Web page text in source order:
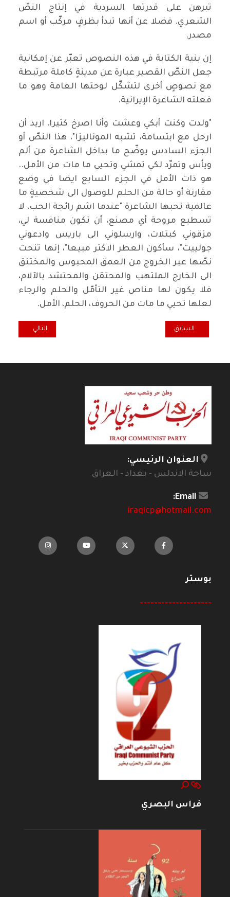
تبرهن على قدرتها السردية في إنتاج النصّ
الشعري. فضلا عن أنها تبدأ بظرفٍ مركّب أو اسم
مصدر.
إن بنية الكتابة في هذه النصوص تعبّر عن إمكانية
جعل النصّ القصير عبارة عن مدينةٍ كاملة مرتبطة
مع نصوصٍ أخرى لتشكّل لوحتها العامة وهو ما
فعلته الشاعرة الإيرانية.
"ولدت وكنت أبكي وعشت وأنا اصرخ كثيرا، اريد أن
ارحل مع ابتسامة، تشبه الموناليزا"، هذا النصّ أو
الجزء السادس يوضّح ما بداخل الشاعرة من ألم
ويأس وتمرّد لكي تمشي وتحيي ما مات من الأمل..
هو ذات الأمل في الجزء السابع ايضا في وضع
مقارنة أو حالة من الحلم للوصول الى شخصيةٍ ما
عالمية تحبها الشاعرة "عندما اشم رائجة الحب، لا
تسطيع مروحة أي مصنع، أن تكون منافسة لي،
مزقوني كبتلات، وارسلوني الى باريس وادعوني
جولييت"، سأكون العطر الاكثر مبيعا"، إنها تنحت
نصّها عبر الخروج من العمق المحبوس والمختنق
الى الخارج الملتهب والمحتقن والمحتشد بالآلام،
فلا يكون لها مناص غير التأمّل والحلم والرجاء
لعلها تحيي ما مات من الحروف، الحلم، الأمل.
المقال السابق: أليس في بلاد العجائب / سمهر أوس
السابق المقال التالي:
التالي
العنوان الرئيسي:
ساحة الاندلس - بغداد - العراق
Email:
iraqicp@hotmail.com
بوستر
--------------------
فراس البصري